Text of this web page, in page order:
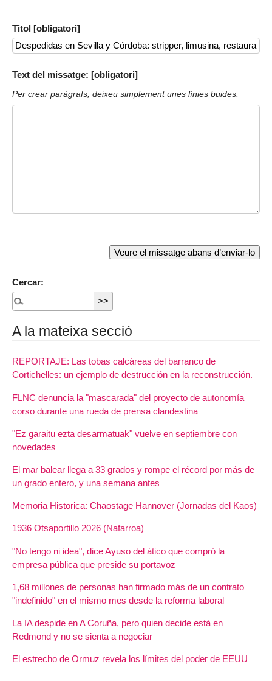
Titol [obligatori]
Text del missatge: [obligatori]
Per crear paràgrafs, deixeu simplement unes línies buides.
Cercar:
A la mateixa secció
REPORTAJE: Las tobas calcáreas del barranco de
Cortichelles: un ejemplo de destrucción en la reconstrucción.
FLNC denuncia la "mascarada" del proyecto de autonomía
corso durante una rueda de prensa clandestina
"Ez garaitu ezta desarmatuak" vuelve en septiembre con
novedades
El mar balear llega a 33 grados y rompe el récord por más de
un grado entero, y una semana antes
Memoria Historica: Chaostage Hannover (Jornadas del Kaos)
1936 Otsaportillo 2026 (Nafarroa)
"No tengo ni idea", dice Ayuso del ático que compró la
empresa pública que preside su portavoz
1,68 millones de personas han firmado más de un contrato
"indefinido" en el mismo mes desde la reforma laboral
La IA despide en A Coruña, pero quien decide está en
Redmond y no se sienta a negociar
El estrecho de Ormuz revela los límites del poder de EEUU